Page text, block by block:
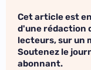
Cet article est
d'une rédaction
lecteurs, sur un
Soutenez le
abonnant.